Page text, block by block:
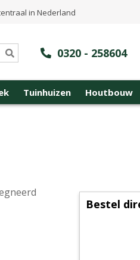
in Nederland
0320 - 258604
Tuinhuizen Houtbouw
Bestel